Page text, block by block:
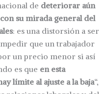
de deteriorar aún
su mirada general del
: es una distorsión a ser
que un trabajador
un precio menor si así
es que en esta
límite al ajuste a la baja“,